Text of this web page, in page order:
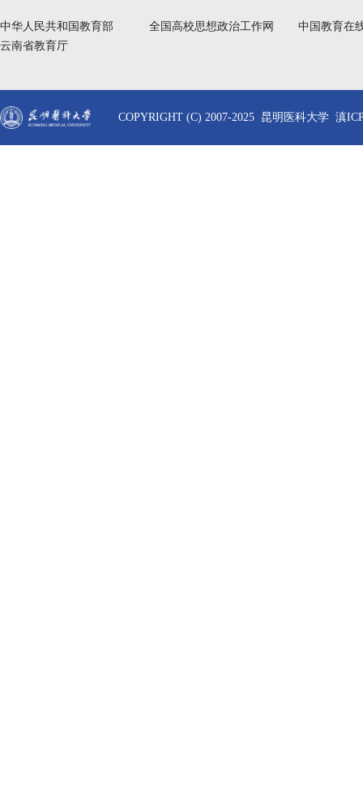
中华人民共和国教育部 全国高校思想政治工作网
中国教育在
云南省教育厅
COPYRIGHT (C) 2007-2025 昆明医科大学 滇